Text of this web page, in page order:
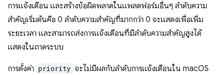
การแจ้งเตือน และสร้างข้อผิดพลาดในแพลตฟอร์มอื่นๆ ลำดับความ
สำคัญเริ่มต้นคือ 0 ลำดับความสำคัญที่มากกว่า 0 จะแสดงเพื่อเพิ่ม
ระยะเวลา และสามารถส่งการแจ้งเตือนที่มีลำดับความสำคัญสูงได้
แสดงในถาดระบบ
การตั้งค่า priority จะไม่มีผลกับลำดับการแจ้งเตือนใน macOS